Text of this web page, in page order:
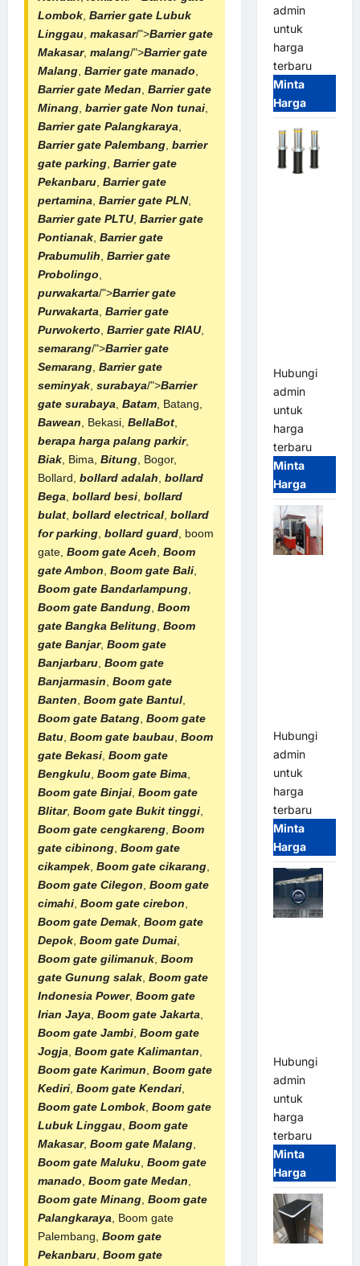
Lombok, Barrier gate Lubuk
Linggau, makasar/">Barrier gate
Makasar, malang/">Barrier gate
Malang, Barrier gate manado,
Barrier gate Medan, Barrier gate
Minang, barrier gate Non tunai,
Barrier gate Palangkaraya,
Barrier gate Palembang, barrier
gate parking, Barrier gate
Pekanbaru, Barrier gate
pertamina, Barrier gate PLN,
Barrier gate PLTU, Barrier gate
Pontianak, Barrier gate
Prabumulih, Barrier gate
Probolingo,
purwakarta/">Barrier gate
Purwakarta, Barrier gate
Purwokerto, Barrier gate RIAU,
semarang/">Barrier gate
Semarang, Barrier gate
seminyak, surabaya/">Barrier
gate surabaya, Batam, Batang,
Bawean, Bekasi, BellaBot,
berapa harga palang parkir,
Biak, Bima, Bitung, Bogor,
Bollard, bollard adalah, bollard
Bega, bollard besi, bollard
bulat, bollard electrical, bollard
for parking, bollard guard, boom
gate, Boom gate Aceh, Boom
gate Ambon, Boom gate Bali,
Boom gate Bandarlampung,
Boom gate Bandung, Boom
gate Bangka Belitung, Boom
gate Banjar, Boom gate
Banjarbaru, Boom gate
Banjarmasin, Boom gate
Banten, Boom gate Bantul,
Boom gate Batang, Boom gate
Batu, Boom gate baubau, Boom
gate Bekasi, Boom gate
Bengkulu, Boom gate Bima,
Boom gate Binjai, Boom gate
Blitar, Boom gate Bukit tinggi,
Boom gate cengkareng, Boom
gate cibinong, Boom gate
cikampek, Boom gate cikarang,
Boom gate Cilegon, Boom gate
cimahi, Boom gate cirebon,
Boom gate Demak, Boom gate
Depok, Boom gate Dumai,
Boom gate gilimanuk, Boom
gate Gunung salak, Boom gate
Indonesia Power, Boom gate
Irian Jaya, Boom gate Jakarta,
Boom gate Jambi, Boom gate
Jogja, Boom gate Kalimantan,
Boom gate Karimun, Boom gate
Kediri, Boom gate Kendari,
Boom gate Lombok, Boom gate
Lubuk Linggau, Boom gate
Makasar, Boom gate Malang,
Boom gate Maluku, Boom gate
manado, Boom gate Medan,
Boom gate Minang, Boom gate
Palangkaraya, Boom gate
Palembang, Boom gate
Pekanbaru, Boom gate
admin
untuk
harga
terbaru
Minta
Harga
Hubungi
admin
untuk
harga
terbaru
Minta
Harga
Hubungi
admin
untuk
harga
terbaru
Minta
Harga
Hubungi
admin
untuk
harga
terbaru
Minta
Harga